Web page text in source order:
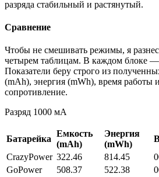
разряда стабильный и растянутый.
Сравнение
Чтобы не смешивать режимы, я разнес
четырем таблицам. В каждом блоке —
Показатели беру строго из
(mAh), энергия (mWh), время работы
сопротивление.
Разряд 1000 мА
Батарейка
Емкость
(mAh)
Энергия
(mWh)
CrazyPower 322.46 814.45
GoPower
508.37 522.38